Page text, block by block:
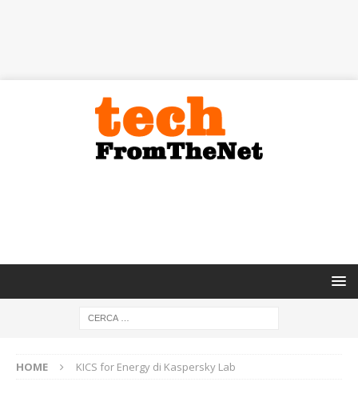
HOME KICS for Energy di Kaspersky Lab